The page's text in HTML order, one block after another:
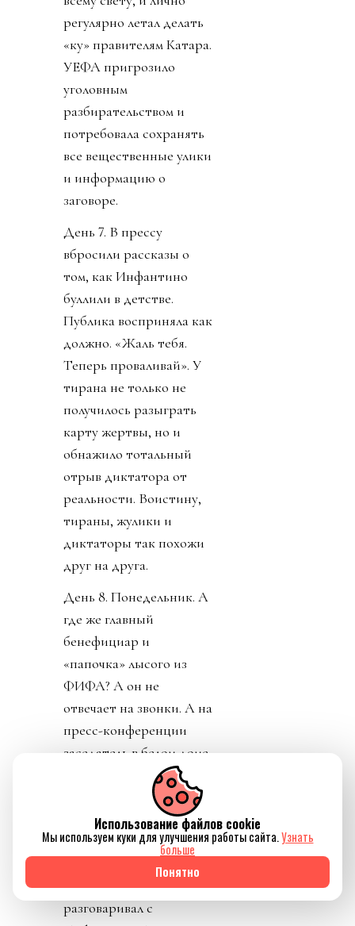
регулярно летал делать
«ку» правителям Катара.
УЕФА пригрозило
уголовным
разбирательством и
потребовала сохранять
все вещественные улики
и информацию о
заговоре.
День 7. В прессу
вбросили рассказы о
том, как Инфантино
буллили в детстве.
Публика восприняла как
должно. «Жаль тебя.
Теперь проваливай». У
тирана не только не
получилось разыграть
карту жертвы, но и
обнажило тотальный
отрыв диктатора от
реальности. Воистину,
тираны, жулики и
диктаторы так похожи
друг на друга.
День 8. Понедельник. А
где же главный
бенефициар и
«папочка» лысого из
ФИФА? А он не
отвечает на звонки. А на
пресс-конференции
заседатель в белом доме
срочно перестал
понимать, о ком идет
речь, когда его спросили
о лысом корешке.
Картинно вспомнив,
дон заявил, что не
разговаривал с
Использование файлов cookie
Мы используем куки для улучшения работы сайта.Узнать
больше
Понятно